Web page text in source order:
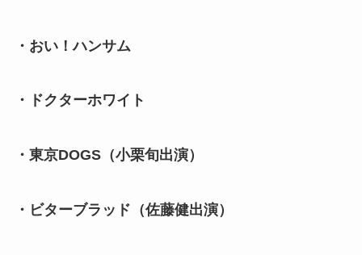
・おい！ハンサム
・ドクターホワイト
・東京DOGS（小栗旬出演）
・ビターブラッド（佐藤健出演）